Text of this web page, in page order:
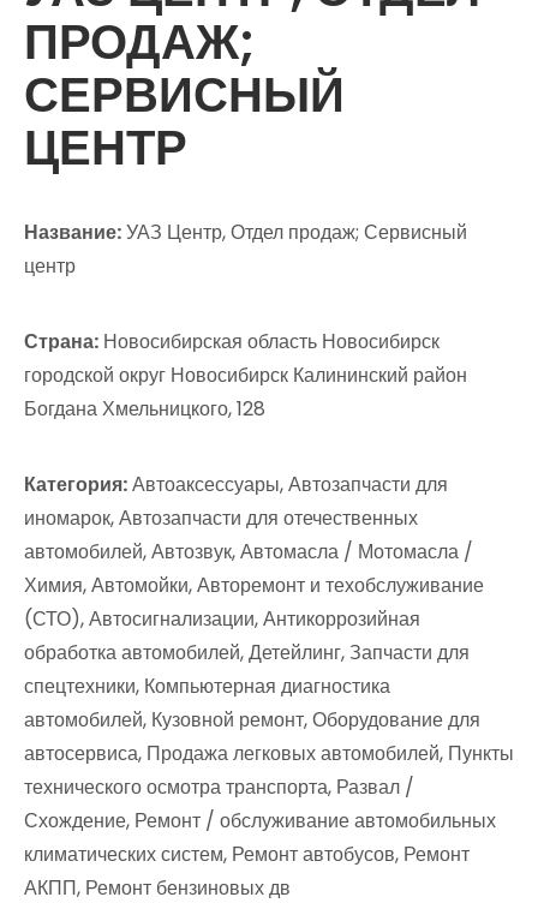
ПРОДАЖ;
СЕРВИСНЫЙ
ЦЕНТР
Название:УАЗ Центр, Отдел продаж; Сервисный
центр
Страна: Новосибирская область Новосибирск
городской округ Новосибирск Калининский район
Богдана Хмельницкого, 128
Категория:Автоаксессуары, Автозапчасти для
иномарок, Автозапчасти для отечественных
автомобилей, Автозвук, Автомасла / Мотомасла /
Химия, Автомойки, Авторемонт и техобслуживание
(СТО), Автосигнализации, Антикоррозийная
обработка автомобилей, Детейлинг, Запчасти для
спецтехники, Компьютерная диагностика
автомобилей, Кузовной ремонт, Оборудование для
автосервиса, Продажа легковых автомобилей, Пункты
технического осмотра транспорта, Развал /
Схождение, Ремонт / обслуживание автомобильных
климатических систем, Ремонт автобусов, Ремонт
АКПП, Ремонт бензиновых дв